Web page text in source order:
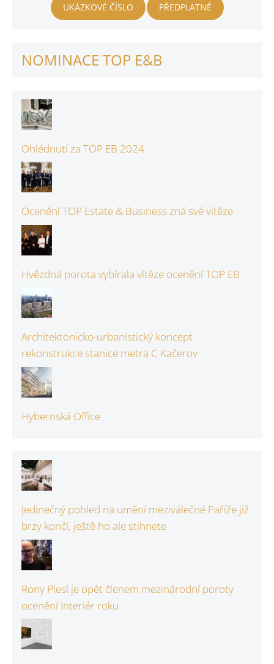
UKÁZKOVÉ ČÍSLO PŘEDPLATNÉ
NOMINACE TOP E&B
Ohlédnutí za TOP EB 2024
Ocenění TOP Estate & Business zná své vítěze
Hvězdná porota vybírala vítěze ocenění TOP EB
Architektonicko-urbanistický koncept
rekonstrukce stanice metra C Kačerov
Hybernská Office
Jedinečný pohled na umění meziválečné Paříže již
brzy končí, ještě ho ale stihnete
Rony Plesl je opět členem mezinárodní poroty
ocenění Interiér roku